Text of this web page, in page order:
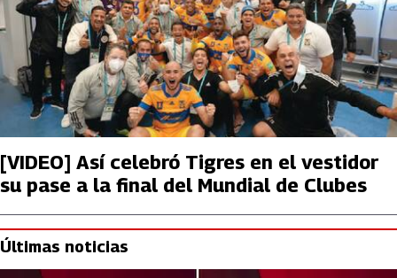
[VIDEO] Así celebró Tigres en el vestidor
su pase a la final del Mundial de Clubes
Últimas noticias